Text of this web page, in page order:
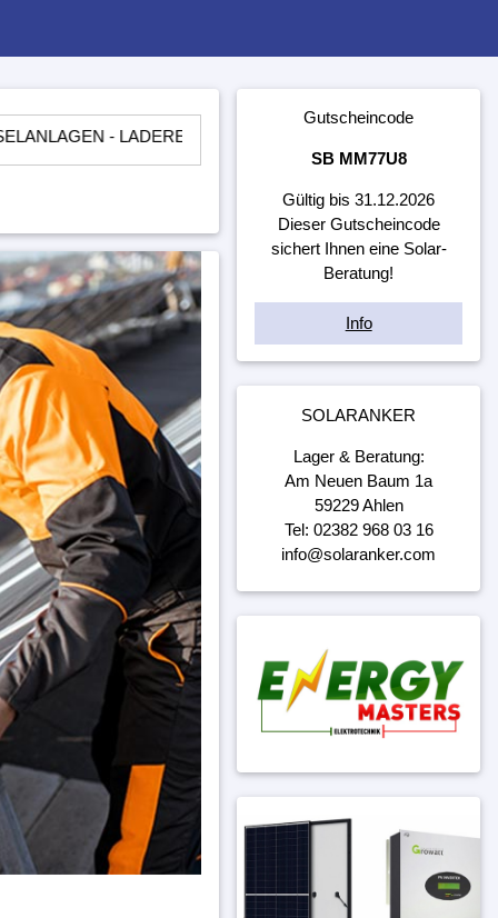
- LADEREGLER - BATTERIEN - WECHSELRICHTER -
Gutscheincode
SB MM77U8
Gültig bis 31.12.2026
Dieser Gutscheincode
sichert Ihnen eine Solar-
Beratung!
Info
SOLARANKER
Lager & Beratung:
Am Neuen Baum 1a
59229 Ahlen
Tel: 02382 968 03 16
info@solaranker.com